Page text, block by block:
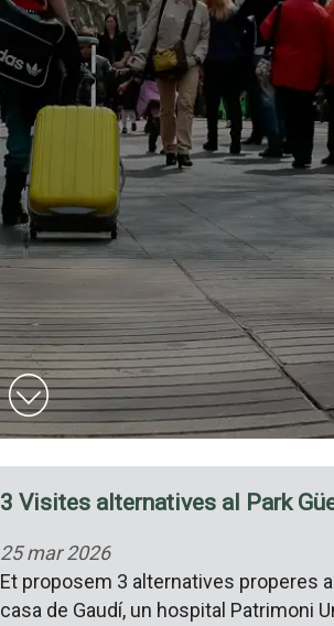
3 Visites alternatives al Park
25 mar 2026
Et proposem 3 alternatives properes
casa de Gaudí, un hospital Patrimoni